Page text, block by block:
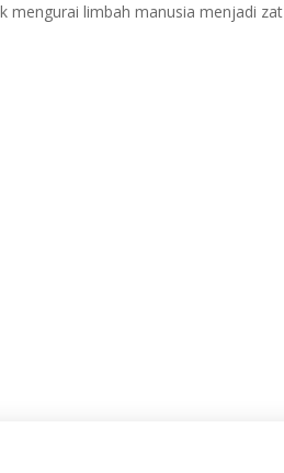
mengurai limbah manusia menjadi zat